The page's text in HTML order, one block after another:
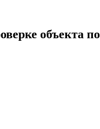
объекта по